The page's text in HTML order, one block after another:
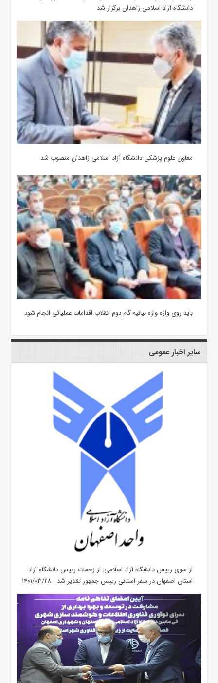
دانشگاه آزاد اسلامی زاهدان برگزار شد
معاون علوم‌ پزشکی دانشگاه آزاد اسلامی زاهدان منصوب شد
باید روی واژه واژه بیانیه گام دوم انقلاب اقدامات عملیاتی انجام شود
سایر اخبار عمومی
از سوی رییس دانشگاه آزاد اسلامی: از زحمات رییس دانشگاه آزاد
استان اصفهان در سفر استانی رییس جمهور تقدیر شد - ۱۴۰۱/۰۳/۲۸